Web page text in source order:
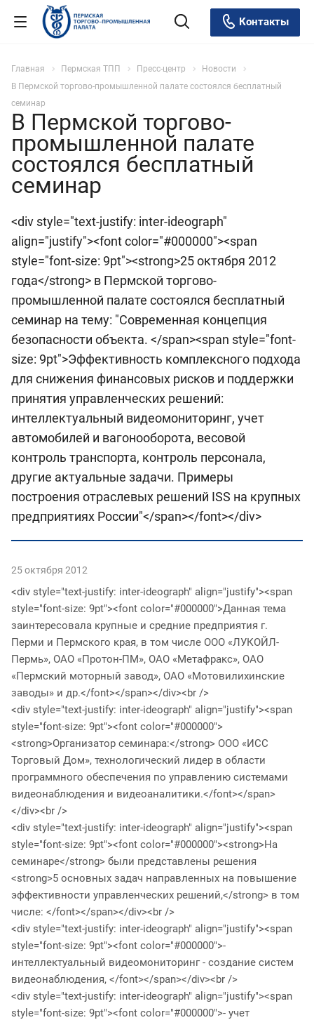
Контакты
Главная Пермская ТПП Пресс-центр
Новости
В Пермской торгово-промышленной палате состоялся бесплатный
семинар
В Пермской торгово-
промышленной палате
состоялся бесплатный
семинар
<div style="text-justify: inter-ideograph"
align="justify"><font color="#000000"><span
style="font-size: 9pt"><strong>25 октября 2012
года</strong> в Пермской торгово-
промышленной палате состоялся бесплатный
семинар на тему: "Современная концепция
безопасности объекта. </span><span style="font-
size: 9pt">Эффективность комплексного подхода
для снижения финансовых рисков и поддержки
принятия управленческих решений:
интеллектуальный видеомониторинг, учет
автомобилей и вагонооборота, весовой
контроль транспорта, контроль персонала,
другие актуальные задачи. Примеры
построения отраслевых решений ISS на крупных
предприятиях России"</span></font></div>
25 октября 2012
<div style="text-justify: inter-ideograph" align="justify"><span
style="font-size: 9pt"><font color="#000000">Данная тема
заинтересовала крупные и средние предприятия г.
Перми и Пермского края, в том числе ООО «ЛУКОЙЛ-
Пермь», ОАО «Протон-ПМ», ОАО «Метафракс», ОАО
«Пермский моторный завод», ОАО «Мотовилихинские
заводы» и др.</font></span></div><br />
<div style="text-justify: inter-ideograph" align="justify"><span
style="font-size: 9pt"><font color="#000000">
<strong>Организатор семинара:</strong> ООО «ИСС
Торговый Дом», технологический лидер в области
программного обеспечения по управлению системами
видеонаблюдения и видеоаналитики.</font></span>
</div><br />
<div style="text-justify: inter-ideograph" align="justify"><span
style="font-size: 9pt"><font color="#000000"><strong>На
семинаре</strong> были представлены решения
<strong>5 основных задач направленных на повышение
эффективности управленческих решений,</strong> в том
числе: </font></span></div><br />
<div style="text-justify: inter-ideograph" align="justify"><span
style="font-size: 9pt"><font color="#000000">-
интеллектуальный видеомониторинг - создание систем
видеонаблюдения, </font></span></div><br />
<div style="text-justify: inter-ideograph" align="justify"><span
style="font-size: 9pt"><font color="#000000">- учет